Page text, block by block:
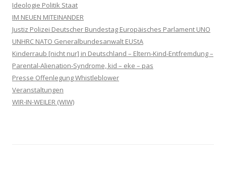
Ideologie Politik Staat
IM NEUEN MITEINANDER
Justiz Polizei Deutscher Bundestag Europäisches Parlament UNO
UNHRC NATO Generalbundesanwalt EUStA
Kinderraub [nicht nur] in Deutschland – Eltern-Kind-Entfremdung –
Parental-Alienation-Syndrome, kid – eke – pas
Presse Offenlegung Whistleblower
Veranstaltungen
WIR-IN-WEILER (WIW)